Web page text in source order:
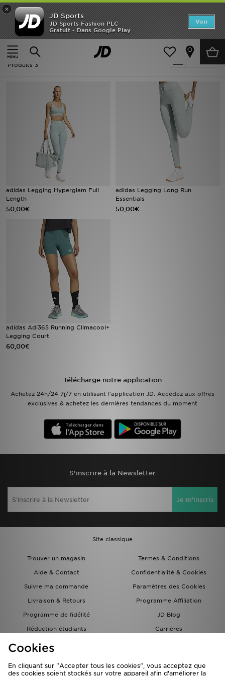
×
JD Sports
JD Sports Fashion PLC
Gratuit - Dans Google Play
Voir
Accueil
Vert Adidas Running - Collants
Vert Adidas Running - Collants
Produits 3
adidas Legging Hyperglam Full
Length
50,00€
adidas Legging Long Run
Essentials
50,00€
adidas Adi365 Running Climacool+
Legging Court
60,00€
Télécharge notre application
Achetez 24h/24 7j/7 en utilisant l'application JD. Accèdez aux offres
exclusives & achetez les dernières tendances du moment
S'inscrire à la Newsletter
Je m'inscris
Site classique
Trouver un magasin
Termes & Conditions
Aide & Contact
Confidentialité & Cookies
Suivre ma commande
Paramètres des Cookies
Livraison & Retours
Programme Affiliation
Programme de fidélité
JD Blog
Réduction étudiants
Carrières
Carte Cadeau
Accueil
Nouveautés
Homme
Collections
Marques
Sports
Suivre Ma Commande
Service client
Nos Magasins
Télécharge l'Appli
Cookies
En cliquant sur "Accepter tous les cookies", vous acceptez que
des cookies soient stockés sur votre appareil afin d'améliorer la